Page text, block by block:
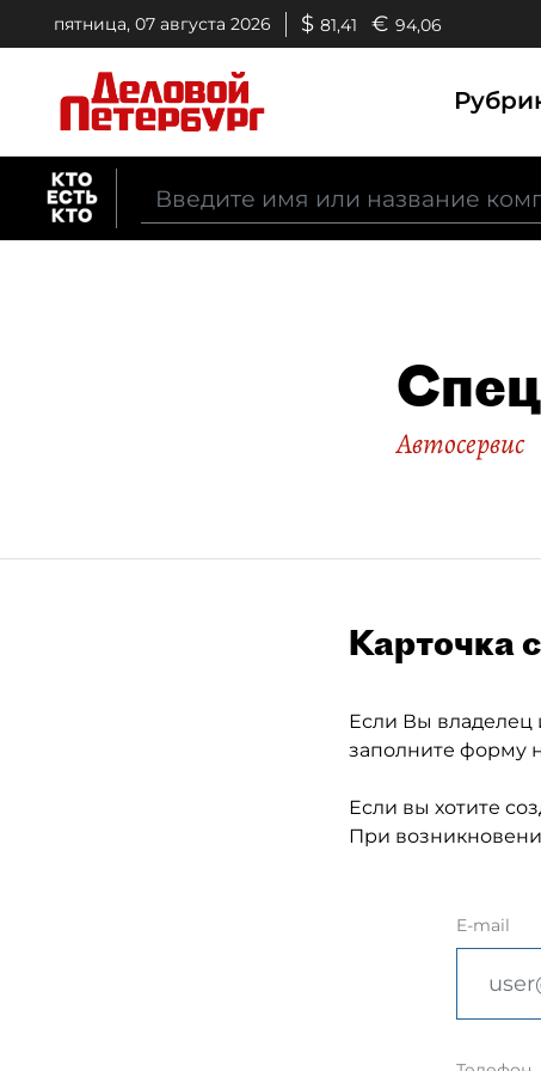
пятница, 07 августа 2026 $ 81,41 € 94,06
Автосервис
Карточка
Если Вы владелец
заполните форму
Если вы хотите
При
E-mail